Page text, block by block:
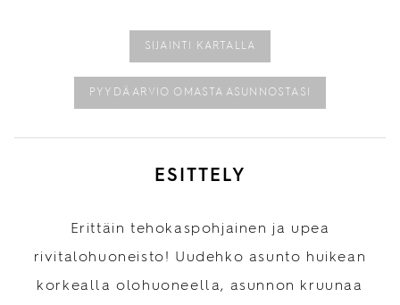
SIJAINTI KARTALLA
PYYDÄ ARVIO OMASTA ASUNNOSTASI
ESITTELY
Erittäin tehokaspohjainen ja upea
rivitalohuoneisto! Uudehko asunto huikean
korkealla olohuoneella, asunnon kruunaa